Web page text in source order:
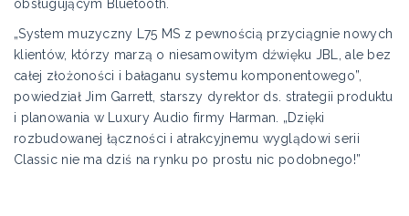
obsługującym Bluetooth.
„System muzyczny L75 MS z pewnością przyciągnie nowych
klientów, którzy marzą o niesamowitym dźwięku JBL, ale bez
całej złożoności i bałaganu systemu komponentowego”,
powiedział Jim Garrett, starszy dyrektor ds. strategii produktu
i planowania w Luxury Audio firmy Harman. „Dzięki
rozbudowanej łączności i atrakcyjnemu wyglądowi serii
Classic nie ma dziś na rynku po prostu nic podobnego!”